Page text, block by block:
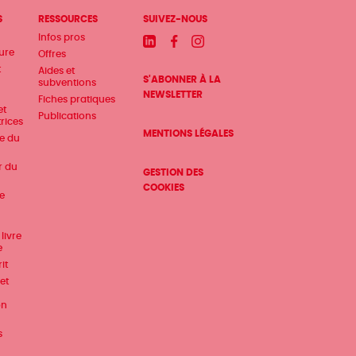
du
du
RESSOURCES
Infos pros
Offres
Aides et
subventions
Fiches pratiques
Publications
SUIVEZ-NOUS
LinkedinFacebookInstagram
S'ABONNER À LA
NEWSLETTER
MENTIONS LÉGALES
GESTION DES
COOKIES